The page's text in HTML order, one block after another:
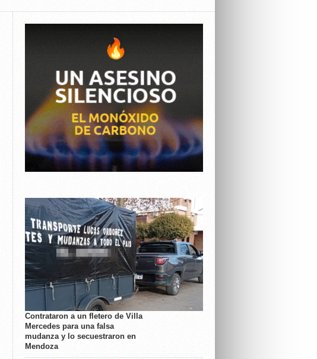
Contrataron a un fletero de Villa
Mercedes para una falsa
mudanza y lo secuestraron en
Mendoza